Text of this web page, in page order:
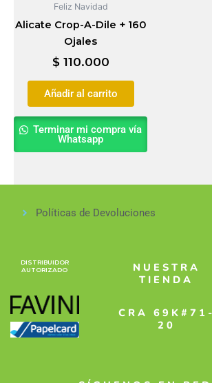
Feliz Navidad
Alicate Crop-A-Dile + 160
Ojales
$110.000
Añadir al carrito
Terminar mi compra vía
Whatsapp
Políticas de Devoluciones
DISTRIBUIDOR
AUTORIZADO
NUESTRA
TIENDA
CRA 69K#71-
20